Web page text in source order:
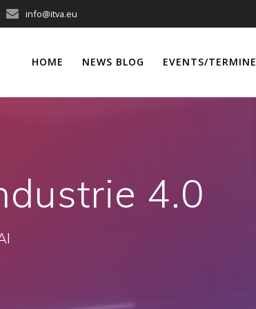
info@itva.eu
HOME NEWS BLOG EVENTS/TERMINE
4.0